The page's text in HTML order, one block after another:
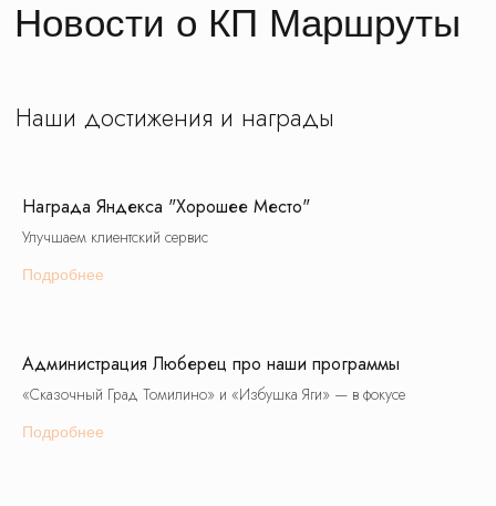
Награда Яндекса "Хорошее Место"
Улучшаем клиентский сервис
Подробнее
Администрация Люберец про наши программы
«Сказочный Град Томилино» и «Избушка Яги» — в фокусе
Подробнее
Сказочный град
© Все права защищены. Копирование
О нас Контакты Новости Блог
Шоколадная фабрика
Подарочные сертификаты